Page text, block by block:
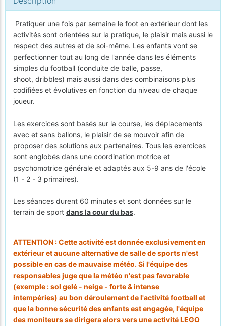
Pratiquer une fois par semaine le foot en extérieur dont les
activités sont orientées sur la pratique, le plaisir mais aussi le
respect des autres et de soi-même. Les enfants vont se
perfectionner tout au long de l'année dans les éléments
simples du football (conduite de balle, passe,
shoot, dribbles) mais aussi dans des combinaisons plus
codifiées et évolutives en fonction du niveau de chaque
joueur.
Les exercices sont basés sur la course, les déplacements
avec et sans ballons, le plaisir de se mouvoir afin de
proposer des solutions aux partenaires. Tous les exercices
sont englobés dans une coordination motrice et
psychomotrice générale et adaptés aux 5-9 ans de l'école
(1 - 2 - 3 primaires).
Les séances durent 60 minutes et sont données sur le
terrain de sport dans la cour du bas.
ATTENTION : Cette activité est donnée exclusivement en
extérieur et aucune alternative de salle de sports n'est
possible en cas de mauvaise météo. Si l'équipe des
responsables juge que la météo n'est pas favorable
(exemple : sol gelé - neige - forte & intense
intempéries) au bon déroulement de l'activité football et
que la bonne sécurité des enfants est engagée, l'équipe
des moniteurs se dirigera alors vers une activité LEGO